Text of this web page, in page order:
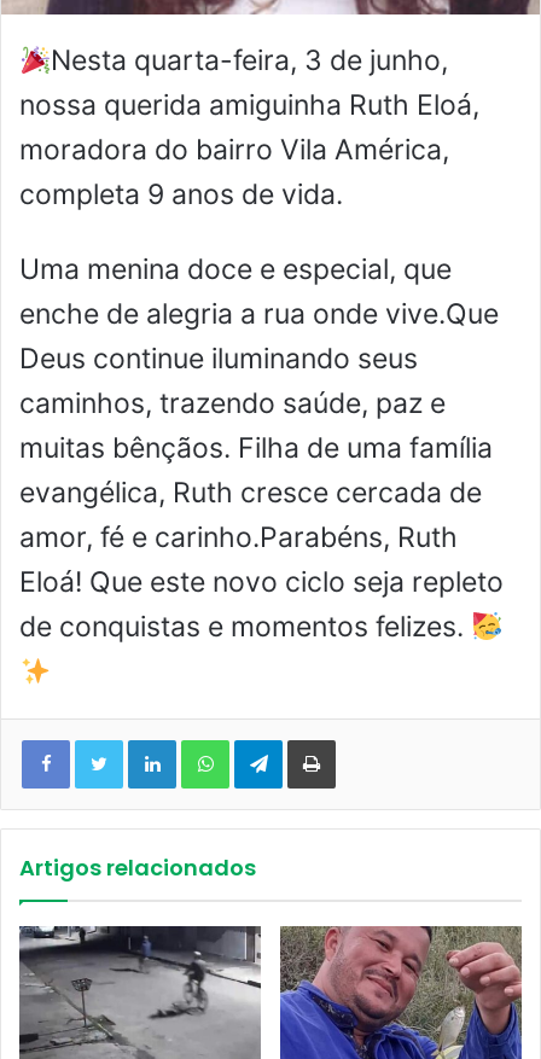
Nesta quarta-feira, 3 de junho,
nossa querida amiguinha Ruth Eloá,
moradora do bairro Vila América,
completa 9 anos de vida.
Uma menina doce e especial, que
enche de alegria a rua onde vive.Que
Deus continue iluminando seus
caminhos, trazendo saúde, paz e
muitas bênçãos. Filha de uma família
evangélica, Ruth cresce cercada de
amor, fé e carinho.Parabéns, Ruth
Eloá! Que este novo ciclo seja repleto
de conquistas e momentos felizes.
FacebookTwitterLinkedinWhatsAppTelegramImprimir
Artigos relacionados